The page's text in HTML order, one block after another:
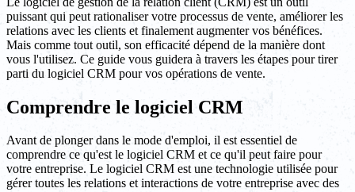
puissant qui peut rationaliser votre processus de vente, améliorer les
relations avec les clients et finalement augmenter vos bénéfices.
Mais comme tout outil, son efficacité dépend de la manière dont
vous l'utilisez. Ce guide vous guidera à travers les étapes pour tirer
parti du logiciel CRM pour vos opérations de vente.
Comprendre le logiciel CRM
Avant de plonger dans le mode d'emploi, il est essentiel de
comprendre ce qu'est le logiciel CRM et ce qu'il peut faire pour
votre entreprise. Le logiciel CRM est une technologie utilisée pour
gérer toutes les relations et interactions de votre entreprise avec des